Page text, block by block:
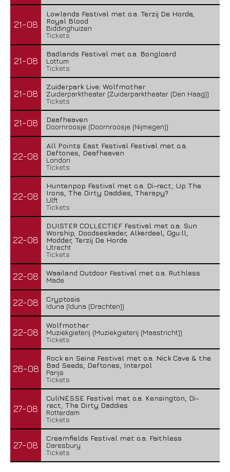
21-08
Lowlands Festival met o.a. Terzij De Horde,
Royal Blood
Biddinghuizen
Tickets
21-08
Badlands Festival met o.a. Bongloard
Lottum
Tickets
21-08
Zuiderpark Live: Wolfmother
Zuiderparktheater (Zuiderparktheater (Den Haag))
Tickets
21-08
Deafheaven
Doornroosje (Doornroosje (Nijmegen))
22-08
All Points East Festival Festival met o.a.
Deftones, Deafheaven
London
Tickets
22-08
Huntenpop Festival met o.a. Di-rect, Up The
Irons, The Dirty Daddies, Therapy?
Ulft
Tickets
22-08
DUISTER COLLECTIEF Festival met o.a. Sun
Worship, Doodseskader, Alkerdeel, Ggu:ll,
Modder, Terzij De Horde
Utrecht
Tickets
22-08
Waailand Outdoor Festival met o.a. Ruthless
Made
22-08
Cryptosis
Iduna (Iduna (Drachten))
22-08
Wolfmother
Muziekgieterij (Muziekgieterij (Maastricht))
Tickets
26-08
Rock en Seine Festival met o.a. Nick Cave & the
Bad Seeds, Deftones, Interpol
Parijs
Tickets
27-08
CuliNESSE Festival met o.a. Kensington, Di-
rect, The Dirty Daddies
Rotterdam
Tickets
27-08
Creamfields Festival met o.a. Faithless
Daresbury
Tickets